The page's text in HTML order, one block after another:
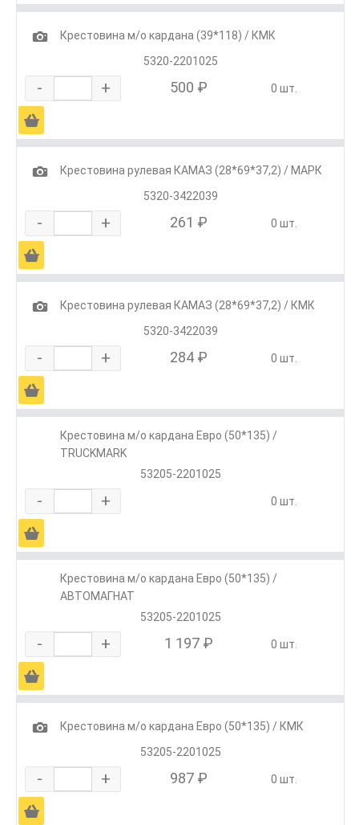
1
Крестовина м/о кардана (39*118) / КМК
5320-2201025
- + 500 ₽ 0 шт.
Ä
1
Крестовина рулевая КАМАЗ (28*69*37,2) / МАРК
5320-3422039
- + 261 ₽ 0 шт.
Ä
1
Крестовина рулевая КАМАЗ (28*69*37,2) / КМК
5320-3422039
- + 284 ₽ 0 шт.
Ä
Крестовина м/о кардана Евро (50*135) /
TRUCKMARK
53205-2201025
- + 0 шт.
Ä
Крестовина м/о кардана Евро (50*135) /
АВТОМАГНАТ
53205-2201025
- + 1 197 ₽ 0 шт.
Ä
1
Крестовина м/о кардана Евро (50*135) / КМК
53205-2201025
- + 987 ₽ 0 шт.
Ä